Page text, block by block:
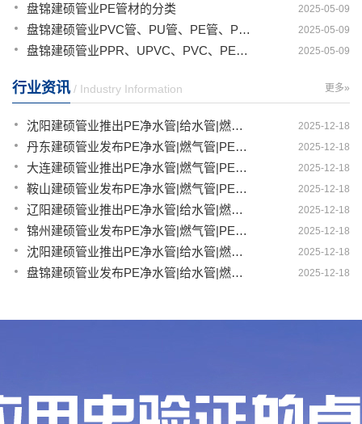
2025-05-09
盘锦建硕管业PE管材的分类
2025-05-09
盘锦建硕管业PVC管、PU管、PE管、PP管有那些区别
2025-05-09
盘锦建硕管业PPR、UPVC、PVC、PERT、PE、HDPE塑料管材详解
更多»
行业资讯 / Industry Information
2025-12-18
沈阳建硕管业推出PE净水管|给水管|燃气管|PERT供热管|电力护套管一体化智造解决方案
2025-12-18
丹东建硕管业发布PE净水管|燃气管|PERT供热管|电力护套管|农田灌溉管智能生产新范式
2025-12-18
大连建硕管业推出PE净水管|燃气管|PERT供热管|电力护套管|农田灌溉管融合智造新生态
2025-12-18
鞍山建硕管业发布PE净水管|燃气管|PERT供热管|电力护套管|农田灌溉管全链路应用新方案
2025-12-18
辽阳建硕管业推出PE净水管|给水管|燃气管|PERT供热管|电力护套管多维融合智造平台
2025-12-18
锦州建硕管业发布PE净水管|燃气管|PERT供热管|电力护套管|农田灌溉管智慧应用生态体系
2025-12-18
沈阳建硕管业推出PE净水管|给水管|燃气管|PERT供热管|电力护套管一体化智造方案
2025-12-18
盘锦建硕管业发布PE净水管|给水管|燃气管|PERT供热管|电力护套管智慧生产新范式